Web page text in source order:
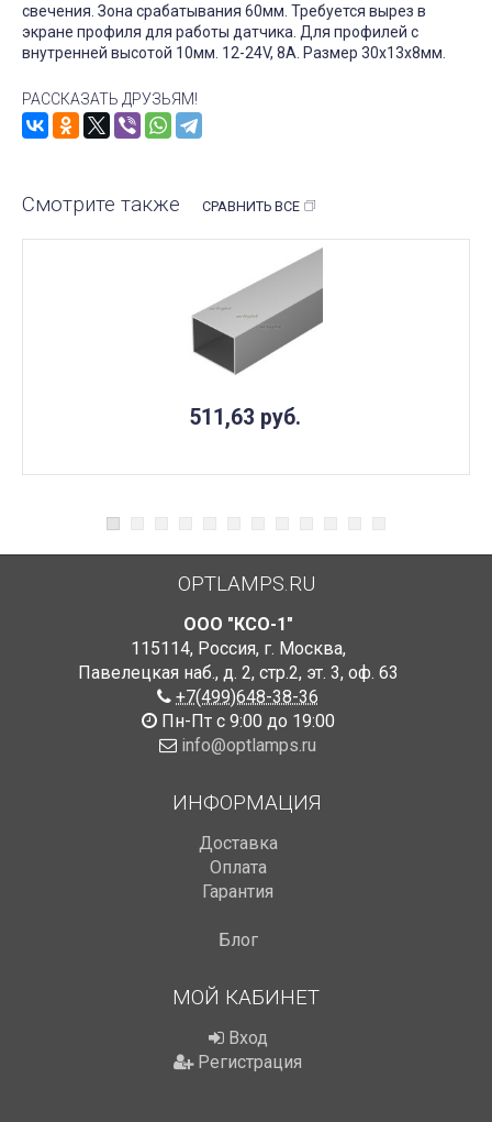
свечения. Зона срабатывания 60мм. Требуется вырез в
экране профиля для работы датчика. Для профилей с
внутренней высотой 10мм. 12-24V, 8A. Размер 30x13x8мм.
РАССКАЗАТЬ ДРУЗЬЯМ!
Смотрите также СРАВНИТЬ ВСЕ
511,63 руб.
OPTLAMPS.RU
ООО "КСО-1"
115114, Россия, г. Москва,
Павелецкая наб., д. 2, стр.2, эт. 3, оф. 63
+7(499)648-38-36
Пн-Пт с 9:00 до 19:00
info@optlamps.ru
ИНФОРМАЦИЯ
Доставка
Оплата
Гарантия
Блог
МОЙ КАБИНЕТ
Вход
Регистрация